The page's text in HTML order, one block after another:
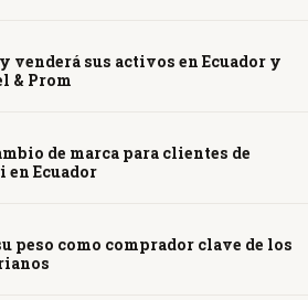
venderá sus activos en Ecuador y
& Prom
de marca para clientes de
Ecuador
peso como comprador clave de los